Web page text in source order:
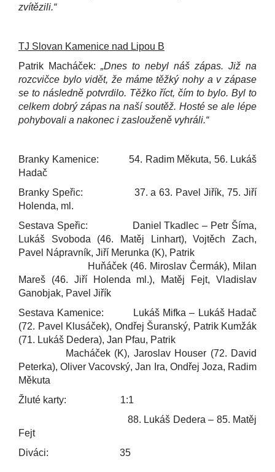
zvítězili.“
TJ Slovan Kamenice nad Lipou B
Patrik Macháček: „Dnes to nebyl náš zápas. Již na
rozcvičce bylo vidět, že máme těžký nohy a v zápase
se to následně potvrdilo. Těžko říct, čím to bylo. Byl to
celkem dobrý zápas na naší soutěž. Hosté se ale lépe
pohybovali a nakonec i zaslouženě vyhráli.“
Branky Kamenice: 54. Radim Měkuta, 56. Lukáš
Hadač
Branky Speřic: 37. a 63. Pavel Jiřík, 75. Jiří
Holenda, ml.
Sestava Speřic: Daniel Tkadlec – Petr Šíma,
Lukáš Svoboda (46. Matěj Linhart), Vojtěch Zach,
Pavel Nápravník, Jiří Merunka (K), Patrik
Huňáček (46. Miroslav Čermák), Milan
Mareš (46. Jiří Holenda ml.), Matěj Fejt, Vladislav
Ganobjak, Pavel Jiřík
Sestava Kamenice: Lukáš Mifka – Lukáš Hadač
(72. Pavel Klusáček), Ondřej Šuranský, Patrik Kumžák
(71. Lukáš Dedera), Jan Pfau, Patrik
Macháček (K), Jaroslav Houser (72. David
Peterka), Oliver Vacovský, Jan Ira, Ondřej Joza, Radim
Měkuta
Žluté karty: 1:1
88. Lukáš Dedera – 85. Matěj
Fejt
Diváci: 35